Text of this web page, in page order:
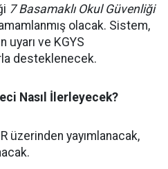
7 Basamaklı Okul Güvenliği
olacak. Sistem,
uyarı ve KGYS
desteklenecek.
Nasıl İlerleyecek?
üzerinden yayımlanacak,